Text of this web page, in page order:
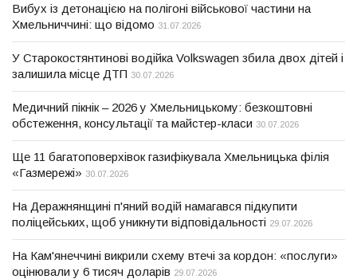
Вибух із детонацією на полігоні військової частини на
Хмельниччині: що відомо 31.07.2026
У Старокостянтинові водійка Volkswagen збила двох дітей і
залишила місце ДТП 30.07.2026
Медичний пікнік – 2026 у Хмельницькому: безкоштовні
обстеження, консультації та майстер-класи 30.07.2026
Ще 11 багатоповерхівок газифікувала Хмельницька філія
«Газмережі» 30.07.2026
На Деражнянщині п'яний водій намагався підкупити
поліцейських, щоб уникнути відповідальності 29.07.2026
На Кам'янеччині викрили схему втечі за кордон: «послуги»
оцінювали у 6 тисяч доларів 29.07.2026